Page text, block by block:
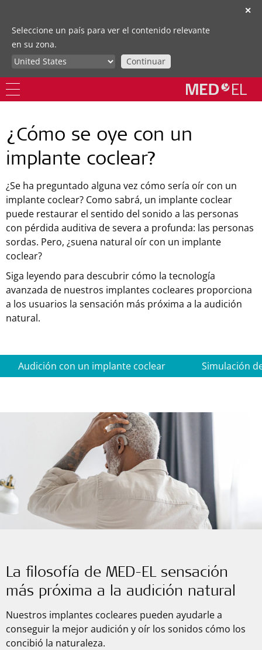
✕
Seleccione un país para ver el contenido relevante
en su zona.
Continuar
¿Cómo se oye con un
implante coclear?
¿Se ha preguntado alguna vez cómo sería oír con un
implante coclear? Como sabrá, un implante coclear
puede restaurar el sentido del sonido a las personas
con pérdida auditiva de severa a profunda: las personas
sordas. Pero, ¿suena natural oír con un implante
coclear?
Siga leyendo para descubrir cómo la tecnología
avanzada de nuestros implantes cocleares proporciona
a los usuarios la sensación más próxima a la audición
natural.
Audición con un implante coclear Simulación
La filosofía de MED-EL sensación
más próxima a la audición natural
Nuestros implantes cocleares pueden ayudarle a
conseguir la mejor audición y oír los sonidos cómo los
concibió la naturaleza.